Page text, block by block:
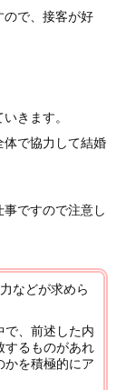
ので、接客が好
きます。
体で協力して結婚
ですので注意し
などが求めら
で、前述した内
するものがあれ
かを積極的にア